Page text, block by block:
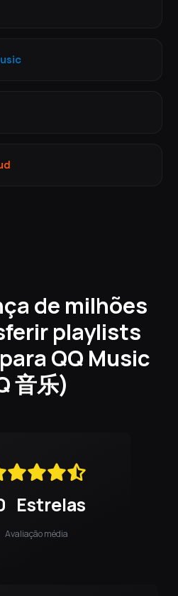
de milhões
playlists
QQ Music
音乐)
Estrelas
Avaliação média